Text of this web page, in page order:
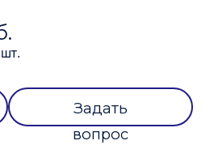
Задать
вопрос